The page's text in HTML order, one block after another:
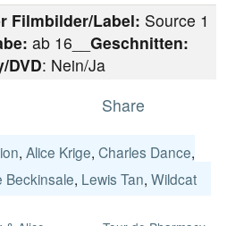
Filmbilder/Label: Source 1
ab 16__ Geschnitten:
DVD: Nein/Ja
Share
, Alice Krige, Charles Dance,
Beckinsale, Lewis Tan, Wildcat